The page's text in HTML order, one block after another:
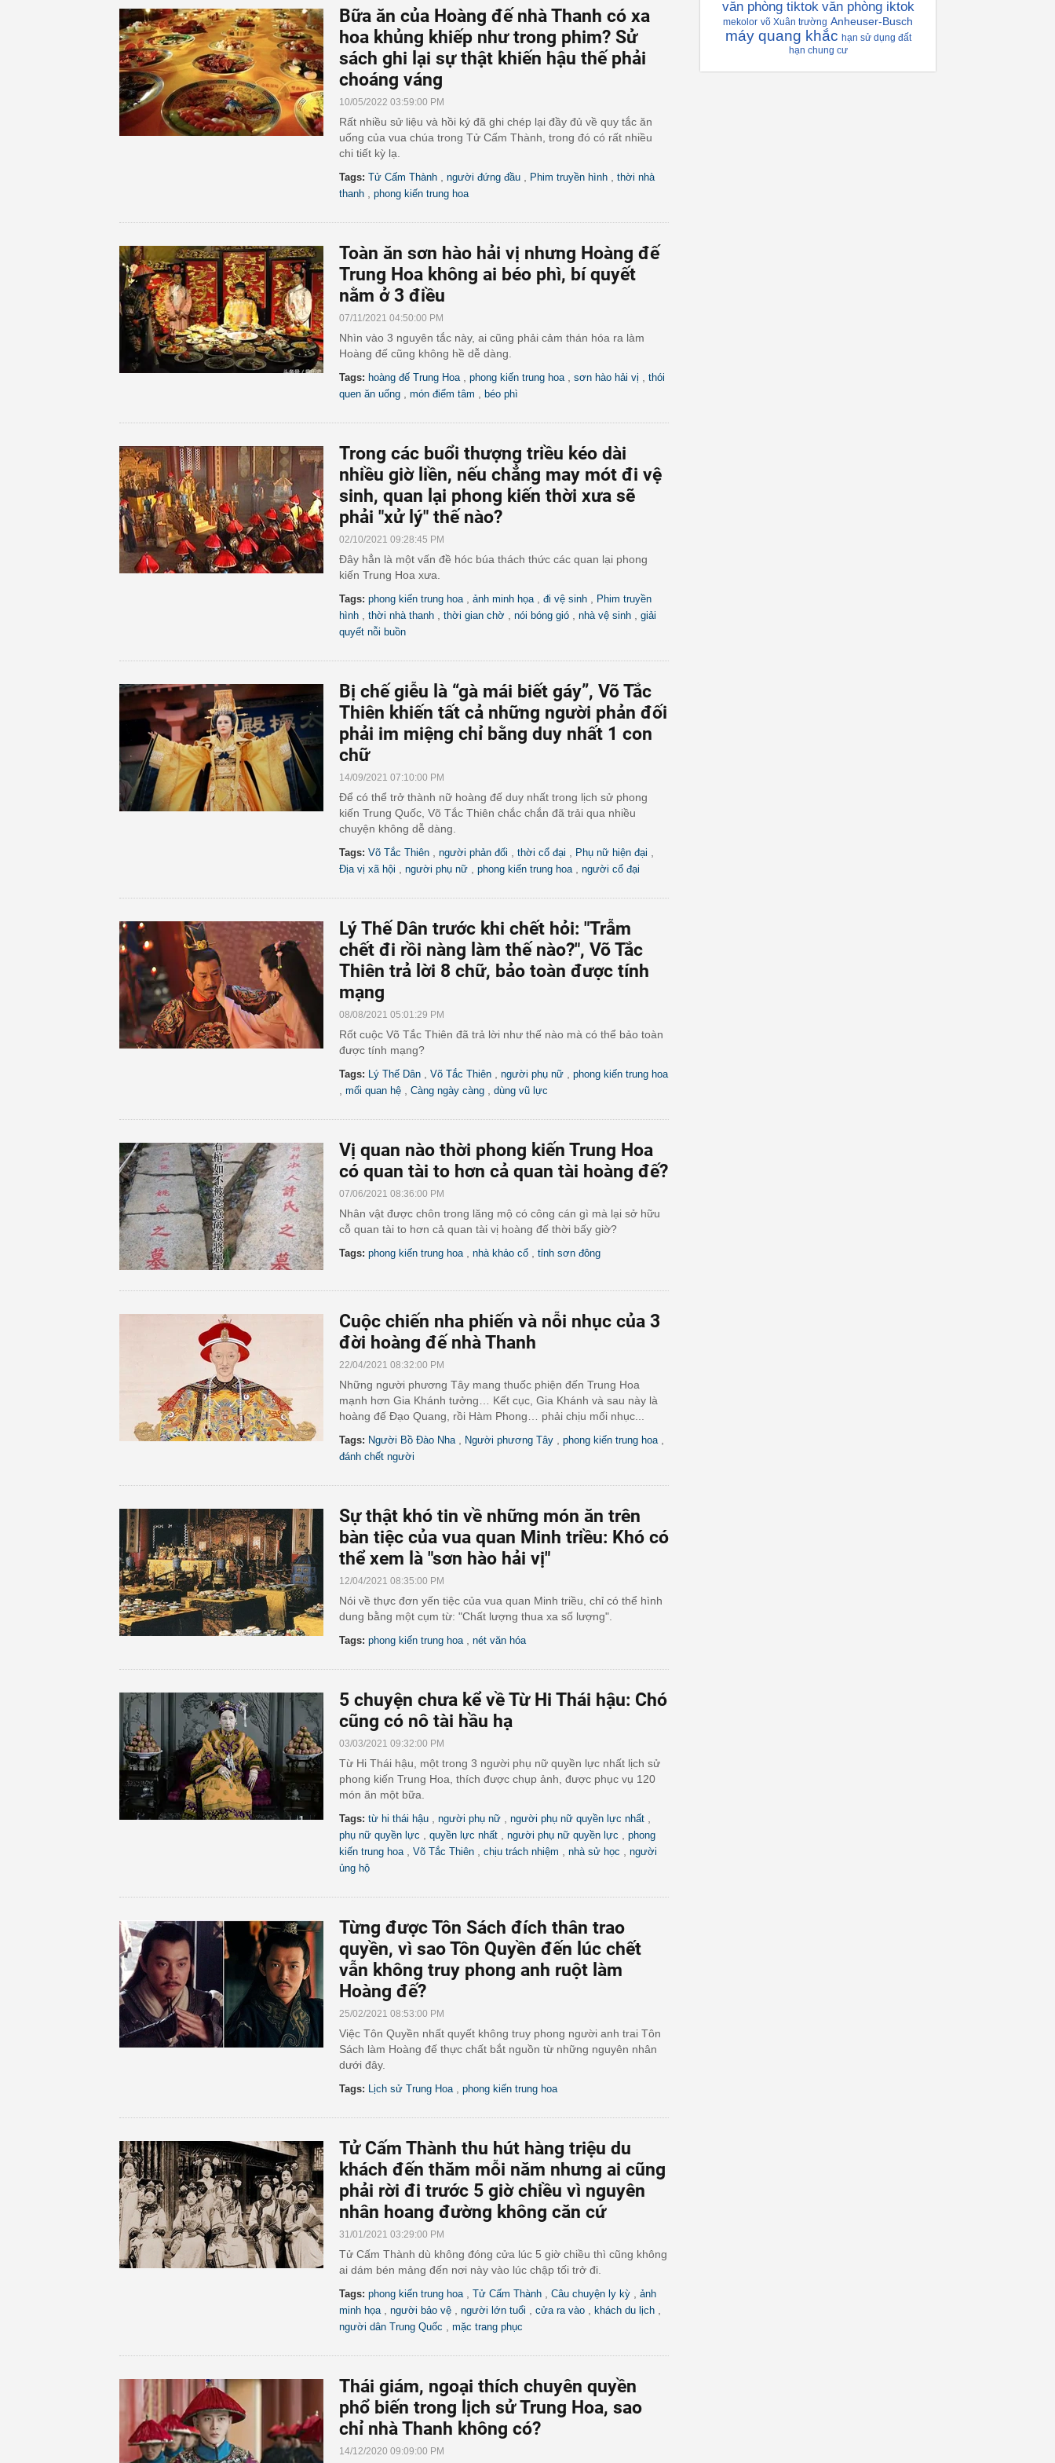
Bữa ăn của Hoàng đế nhà Thanh có xa
hoa khủng khiếp như trong phim? Sử
sách ghi lại sự thật khiến hậu thế phải
choáng váng
10/05/2022 03:59:00 PM
Rất nhiều sử liệu và hồi ký đã ghi chép lại đầy đủ về quy tắc ăn
uống của vua chúa trong Tử Cấm Thành, trong đó có rất nhiều
chi tiết kỳ lạ.
Tags: Tử Cấm Thành người đứng đầu Phim truyền hình
thời nhà
thanh
phong kiến trung hoa
Toàn ăn sơn hào hải vị nhưng Hoàng đế
Trung Hoa không ai béo phì, bí quyết
nằm ở 3 điều
07/11/2021 04:50:00 PM
Nhìn vào 3 nguyên tắc này, ai cũng phải cảm thán hóa ra làm
Hoàng đế cũng không hề dễ dàng.
Tags: hoàng đế Trung Hoa phong kiến trung hoa sơn hào hải vị
thói
quen ăn uống
món điểm tâm béo phì
Trong các buổi thượng triều kéo dài
nhiều giờ liền, nếu chẳng may mót đi vệ
sinh, quan lại phong kiến thời xưa sẽ
phải "xử lý" thế nào?
02/10/2021 09:28:45 PM
Đây hẳn là một vấn đề hóc búa thách thức các quan lại phong
kiến Trung Hoa xưa.
Tags: phong kiến trung hoa ảnh minh họa đi vệ sinh
Phim truyền
hình
thời nhà thanh thời gian chờ nói bóng gió nhà vệ sinh
giải
quyết nỗi buồn
Bị chế giễu là “gà mái biết gáy”, Võ Tắc
Thiên khiến tất cả những người phản đối
phải im miệng chỉ bằng duy nhất 1 con
chữ
14/09/2021 07:10:00 PM
Để có thể trở thành nữ hoàng đế duy nhất trong lịch sử phong
kiến Trung Quốc, Võ Tắc Thiên chắc chắn đã trải qua nhiều
chuyện không dễ dàng.
Tags: Võ Tắc Thiên người phản đối thời cổ đại Phụ nữ hiện đại
Địa vị xã hội người phụ nữ phong kiến trung hoa người cổ đại
Lý Thế Dân trước khi chết hỏi: "Trẫm
chết đi rồi nàng làm thế nào?", Võ Tắc
Thiên trả lời 8 chữ, bảo toàn được tính
mạng
08/08/2021 05:01:29 PM
Rốt cuộc Võ Tắc Thiên đã trả lời như thế nào mà có thể bảo toàn
được tính mạng?
Tags: Lý Thế Dân Võ Tắc Thiên người phụ nữ phong kiến trung hoa
mối quan hệ Càng ngày càng dùng vũ lực
Vị quan nào thời phong kiến Trung Hoa
có quan tài to hơn cả quan tài hoàng đế?
07/06/2021 08:36:00 PM
Nhân vật được chôn trong lăng mộ có công cán gì mà lại sở hữu
cỗ quan tài to hơn cả quan tài vị hoàng đế thời bấy giờ?
Tags: phong kiến trung hoa nhà khảo cổ tỉnh sơn đông
Cuộc chiến nha phiến và nỗi nhục của 3
đời hoàng đế nhà Thanh
22/04/2021 08:32:00 PM
Những người phương Tây mang thuốc phiện đến Trung Hoa
mạnh hơn Gia Khánh tưởng… Kết cục, Gia Khánh và sau này là
hoàng đế Đạo Quang, rồi Hàm Phong… phải chịu mối nhục...
Tags: Người Bồ Đào Nha Người phương Tây phong kiến trung hoa
đánh chết người
Sự thật khó tin về những món ăn trên
bàn tiệc của vua quan Minh triều: Khó có
thể xem là "sơn hào hải vị"
12/04/2021 08:35:00 PM
Nói về thực đơn yến tiệc của vua quan Minh triều, chỉ có thể hình
dung bằng một cụm từ: "Chất lượng thua xa số lượng".
Tags: phong kiến trung hoa nét văn hóa
5 chuyện chưa kể về Từ Hi Thái hậu: Chó
cũng có nô tài hầu hạ
03/03/2021 09:32:00 PM
Từ Hi Thái hậu, một trong 3 người phụ nữ quyền lực nhất lịch sử
phong kiến Trung Hoa, thích được chụp ảnh, được phục vụ 120
món ăn một bữa.
Tags: từ hi thái hậu người phụ nữ người phụ nữ quyền lực nhất
phụ nữ quyền lực quyền lực nhất người phụ nữ quyền lực
phong
kiến trung hoa
Võ Tắc Thiên chịu trách nhiệm nhà sử học
người
ủng hộ
Từng được Tôn Sách đích thân trao
quyền, vì sao Tôn Quyền đến lúc chết
vẫn không truy phong anh ruột làm
Hoàng đế?
25/02/2021 08:53:00 PM
Việc Tôn Quyền nhất quyết không truy phong người anh trai Tôn
Sách làm Hoàng đế thực chất bắt nguồn từ những nguyên nhân
dưới đây.
Tags: Lịch sử Trung Hoa phong kiến trung hoa
Tử Cấm Thành thu hút hàng triệu du
khách đến thăm mỗi năm nhưng ai cũng
phải rời đi trước 5 giờ chiều vì nguyên
nhân hoang đường không căn cứ
31/01/2021 03:29:00 PM
Tử Cấm Thành dù không đóng cửa lúc 5 giờ chiều thì cũng không
ai dám bén mảng đến nơi này vào lúc chập tối trở đi.
Tags: phong kiến trung hoa Tử Cấm Thành Câu chuyện ly kỳ
ảnh
minh họa
người bảo vệ người lớn tuổi cửa ra vào khách du lịch
người dân Trung Quốc mặc trang phục
Thái giám, ngoại thích chuyên quyền
phổ biến trong lịch sử Trung Hoa, sao
chỉ nhà Thanh không có?
14/12/2020 09:09:00 PM
văn phòng tiktok văn phòng iktok
mekolor võ Xuân trường Anheuser-Busch
máy quang khắc hạn sử dụng đất
hạn chung cư